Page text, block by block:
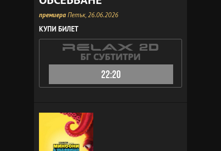
премиераПетък, 26.06.2026
КУПИ БИЛЕТ
22:20